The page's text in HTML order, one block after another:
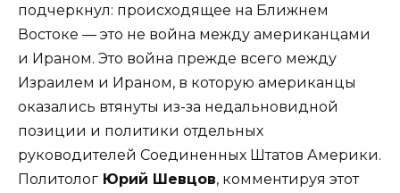
подчеркнул: происходящее на Ближнем
Востоке — это не война между американцами
и Ираном. Это война прежде всего между
Израилем и Ираном, в которую американцы
оказались втянуты из-за недальновидной
позиции и политики отдельных
руководителей Соединенных Штатов Америки.
Политолог Юрий Шевцов, комментируя этот